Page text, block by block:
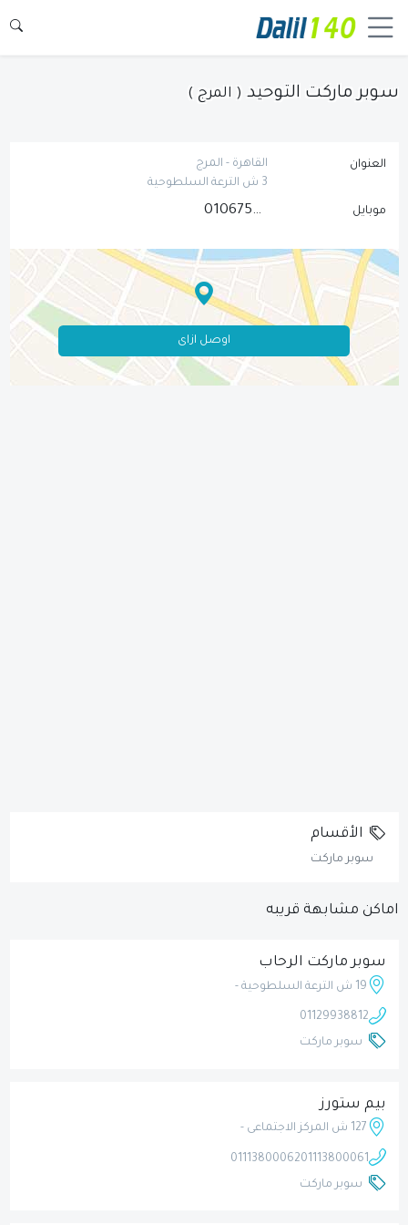
سوبر ماركت التوحيد ( المرج )
العنوان
القاهرة - المرج
3 ش الترعة السلطوحية
موبايل 01067573106
اوصل ازاى
الأقسام
سوبر ماركت
اماكن مشابهة قريبه
سوبر ماركت الرحاب
19 ش الترعة السلطوحية -
01129938812
سوبر ماركت
بيم ستورز
127 ش المركز الاجتماعى -
01113800061
01113800062
سوبر ماركت